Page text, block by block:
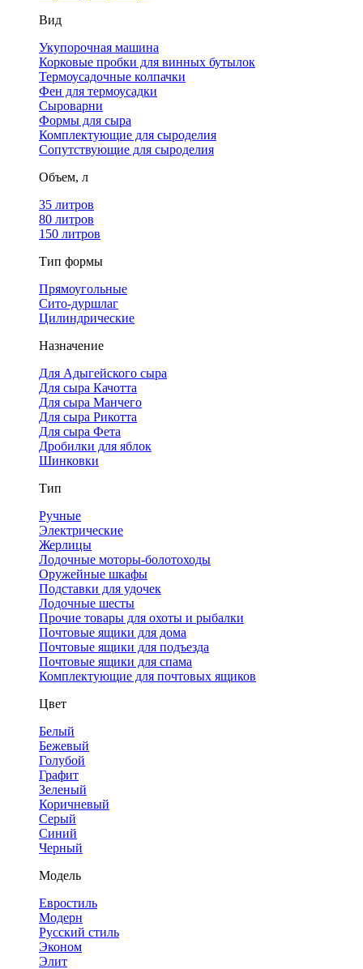
Вид
Укупорочная машина
Корковые пробки для винных бутылок
Термоусадочные колпачки
Фен для термоусадки
Сыроварни
Формы для сыра
Комплектующие для сыроделия
Сопутствующие для сыроделия
Объем, л
35 литров
80 литров
150 литров
Тип формы
Прямоугольные
Сито-дуршлаг
Цилиндрические
Назначение
Для Адыгейского сыра
Для сыра Качотта
Для сыра Манчего
Для сыра Рикотта
Для сыра Фета
Дробилки для яблок
Шинковки
Тип
Ручные
Электрические
Жерлицы
Лодочные моторы-болотоходы
Оружейные шкафы
Подставки для удочек
Лодочные шесты
Прочие товары для охоты и рыбалки
Почтовые ящики для дома
Почтовые ящики для подъезда
Почтовые ящики для спама
Комплектующие для почтовых ящиков
Цвет
Белый
Бежевый
Голубой
Графит
Зеленый
Коричневый
Серый
Синий
Черный
Модель
Евростиль
Модерн
Русский стиль
Эконом
Элит